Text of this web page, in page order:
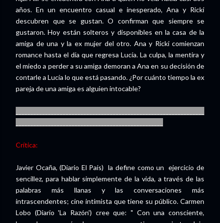
años. En un encuentro casual e inesperado, Ana y Ricki
descubren que se gustan. O confirman que siempre se
gustaron. Hoy están solteros y disponibles en la casa de la
amiga de una y la ex mujer del otro. Ana y Ricki comienzan
romance hasta el día que regresa Lucía. La culpa, la mentira y
el miedo a perder a su amiga demoran a Ana en su decisión de
contarle a Lucía lo que está pasando. ¿Por cuánto tiempo la ex
pareja de una amiga es alguien intocable?
Crítica:
Javier Ocaña, (Diario El País) la define como un ejercicio de
sencillez, para hablar simplemente de la vida, a través de las
palabras más llanas y las conversaciones más
intrascendentes; cine intimista que tiene su público. Carmen
Lobo (Diario 'La Razón') cree que: " Con una consciente,